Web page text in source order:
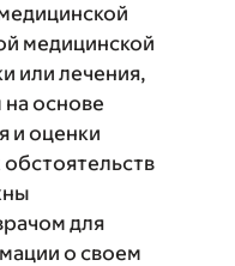
медицинской
или лечения,
основе
и оценки
для
о своем